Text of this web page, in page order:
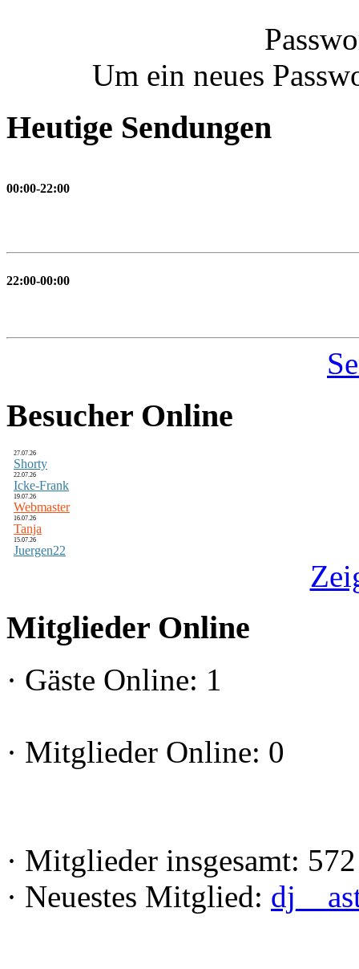
Um ein neues
Heutige Sendungen
00:00-22:00
22:00-00:00
Besucher Online
27.07.26
Shorty
22.07.26
Icke-Frank
19.07.26
Webmaster
16.07.26
Tanja
15.07.26
Juergen22
Mitglieder Online
· Gäste Online: 1
· Mitglieder Online: 0
· Mitglieder insgesamt: 572
· Neuestes Mitglied: